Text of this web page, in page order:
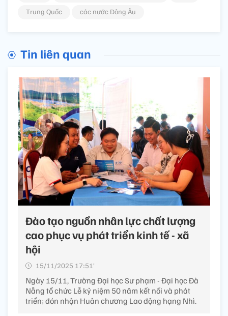
Trung Quốc
các nước Đông Âu
Tin liên quan
Đào tạo nguồn nhân lực chất lượng
cao phục vụ phát triển kinh tế - xã
hội
15/11/2025 17:51’
Ngày 15/11, Trường Đại học Sư phạm - Đại học Đà
Nẵng tổ chức Lễ kỷ niệm 50 năm kết nối và phát
triển; đón nhận Huân chương Lao động hạng Nhì.